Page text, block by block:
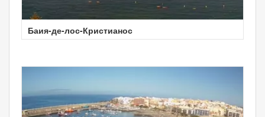
Баия-де-лос-Кристианос